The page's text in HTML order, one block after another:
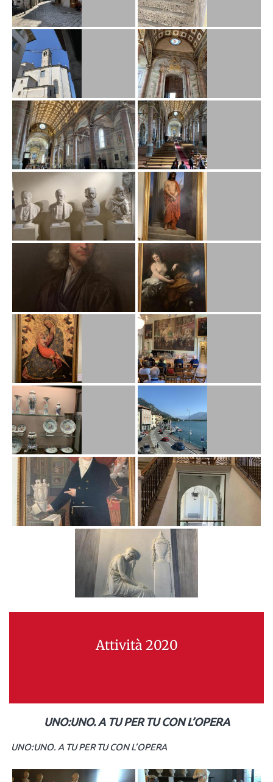
Attività 2020
UNO:UNO. A TU PER TU CON L’OPERA
UNO:UNO. A TU PER TU CON L’OPERA